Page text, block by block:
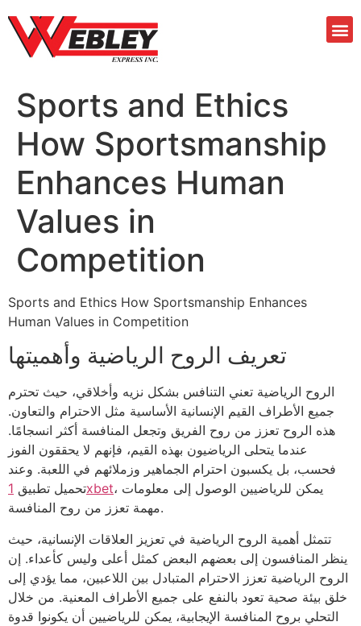
Sports and Ethics
How Sportsmanship
Enhances Human
Values in
Competition
Sports and Ethics How Sportsmanship Enhances
Human Values in Competition
تعريف الروح الرياضية وأهميتها
الروح الرياضية تعني التنافس بشكل نزيه وأخلاقي، حيث تحترم
جميع الأطراف القيم الإنسانية الأساسية مثل الاحترام والتعاون.
هذه الروح تعزز من روح الفريق وتجعل المنافسة أكثر انسجامًا.
عندما يتحلى الرياضيون بهذه القيم، فإنهم لا يحققون الفوز
فحسب، بل يكسبون احترام الجماهير وزملائهم في اللعبة. وعند
تحميل تطبيق1xbet، يمكن للرياضيين الوصول إلى معلومات
مهمة تعزز من روح المنافسة.
تتمثل أهمية الروح الرياضية في تعزيز العلاقات الإنسانية، حيث
ينظر المنافسون إلى بعضهم البعض كمثل أعلى وليس كأعداء. إن
الروح الرياضية تعزز الاحترام المتبادل بين اللاعبين، مما يؤدي إلى
خلق بيئة صحية تعود بالنفع على جميع الأطراف المعنية. من خلال
التحلي بروح المنافسة الإيجابية، يمكن للرياضيين أن يكونوا قدوة